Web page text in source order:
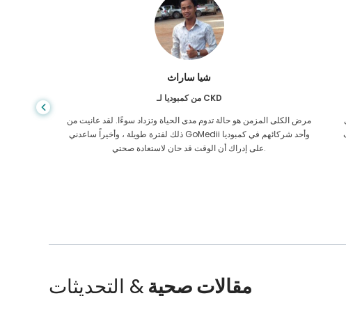
عارف حافظ
من بنغلاديش لتليف الكبد
أنت لا تعرف أبدًا متى تأخذ الحياة منعطفًا خاطئًا ، عندما تم تشخيص إصابتي
بتليف الكبد ، لم يكن لدي مكان أذهب إليه. كانت أموالي أقل ولم أكن أعرف
مقالات صحية& التحديثات